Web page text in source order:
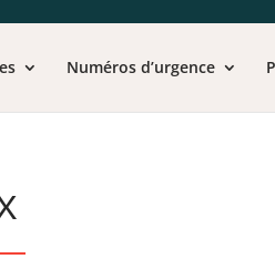
Numéros d’urgence